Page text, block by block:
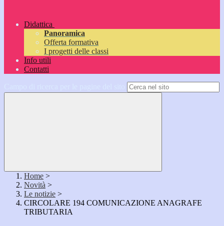
Didattica
Panoramica
Offerta formativa
I progetti delle classi
Info utili
Contatti
Home >
Novità >
Le notizie >
CIRCOLARE 194 COMUNICAZIONE ANAGRAFE
TRIBUTARIA